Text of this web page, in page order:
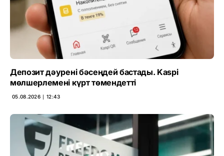
Депозит дәурені бәсеңдей бастады. Kaspi
мөлшерлемені күрт төмендетті
05.08.2026 ∣ 12:43